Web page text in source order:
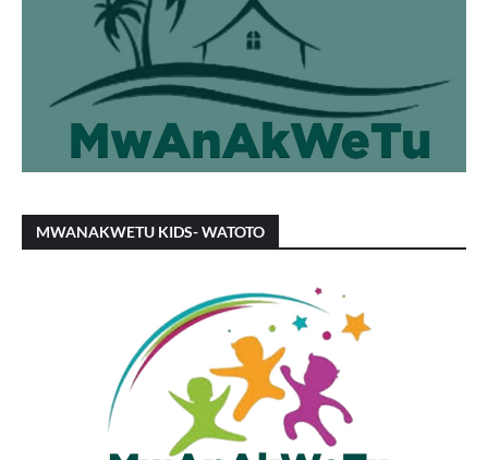
MWANAKWETU KIDS- WATOTO